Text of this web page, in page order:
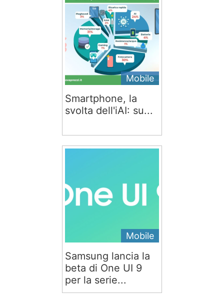
Mobile
Smartphone, la
svolta dell'iAI: su...
Mobile
Samsung lancia la
beta di One UI 9
per la serie...